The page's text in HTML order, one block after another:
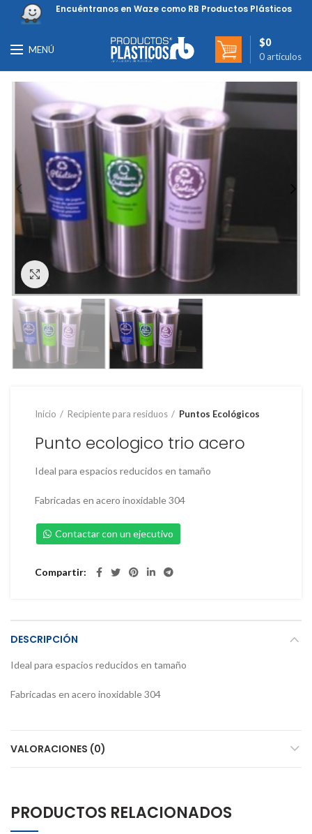
Encuéntranos en Waze como RB Productos Plásticos
MENÚ
0 artículos
$0
Clic para ampliar
Inicio Recipiente para residuos Puntos Ecológicos
Punto ecologico trio acero
Ideal para espacios reducidos en tamaño
Fabricadas en acero inoxidable 304
Contactar con un ejecutivo
Compartir
DESCRIPCIÓN
Ideal para espacios reducidos en tamaño
Fabricadas en acero inoxidable 304
VALORACIONES (0)
PRODUCTOS RELACIONADOS